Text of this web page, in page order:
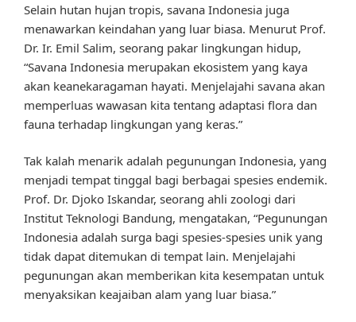
Selain hutan hujan tropis, savana Indonesia juga
menawarkan keindahan yang luar biasa. Menurut Prof.
Dr. Ir. Emil Salim, seorang pakar lingkungan hidup,
“Savana Indonesia merupakan ekosistem yang kaya
akan keanekaragaman hayati. Menjelajahi savana akan
memperluas wawasan kita tentang adaptasi flora dan
fauna terhadap lingkungan yang keras.”
Tak kalah menarik adalah pegunungan Indonesia, yang
menjadi tempat tinggal bagi berbagai spesies endemik.
Prof. Dr. Djoko Iskandar, seorang ahli zoologi dari
Institut Teknologi Bandung, mengatakan, “Pegunungan
Indonesia adalah surga bagi spesies-spesies unik yang
tidak dapat ditemukan di tempat lain. Menjelajahi
pegunungan akan memberikan kita kesempatan untuk
menyaksikan keajaiban alam yang luar biasa.”